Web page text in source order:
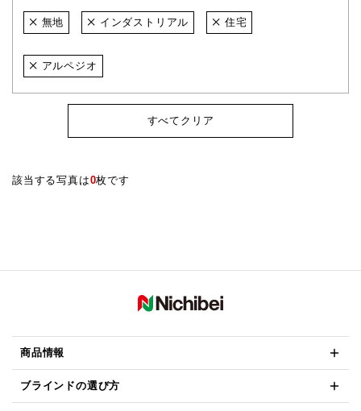
無地 インダストリアル 住宅
アルペジオ
すべてクリア
該当する写真は0枚です
商品情報
ブラインドの選び方